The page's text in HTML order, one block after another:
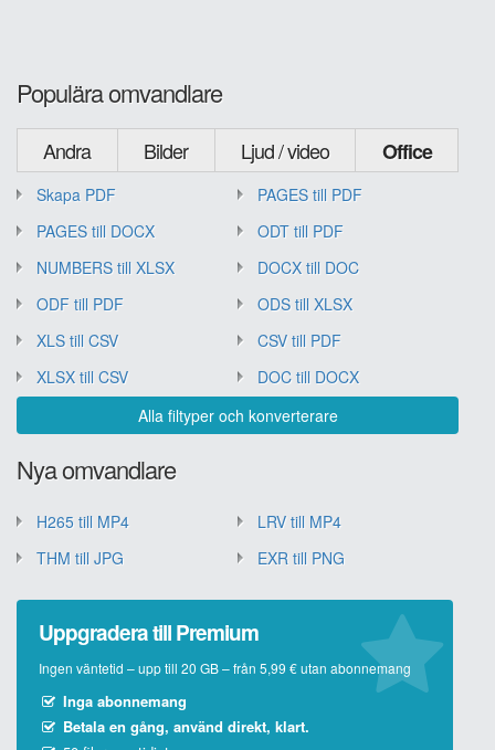
Populära omvandlare
Andra Bilder Ljud / video Office
Skapa PDF
PAGES till PDF
PAGES till DOCX
ODT till PDF
NUMBERS till XLSX
DOCX till DOC
ODF till PDF
ODS till XLSX
XLS till CSV
CSV till PDF
XLSX till CSV
DOC till DOCX
Alla filtyper och konverterare
Nya omvandlare
H265 till MP4
LRV till MP4
THM till JPG
EXR till PNG
Uppgradera till Premium
Ingen väntetid – upp till 20 GB – från 5,99 € utan abonnemang
Inga abonnemang
Betala en gång, använd direkt, klart.